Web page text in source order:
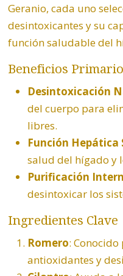
Geranio, cada uno
desintoxicantes y su
función saludable del
Beneficios
Desintoxicación
del cuerpo para
libres.
Función Hepática
salud del hígado y
Purificación
desintoxicar los
Ingredientes Clave
Romero:
antioxidantes y